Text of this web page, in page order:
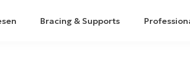
Bracing & Supports